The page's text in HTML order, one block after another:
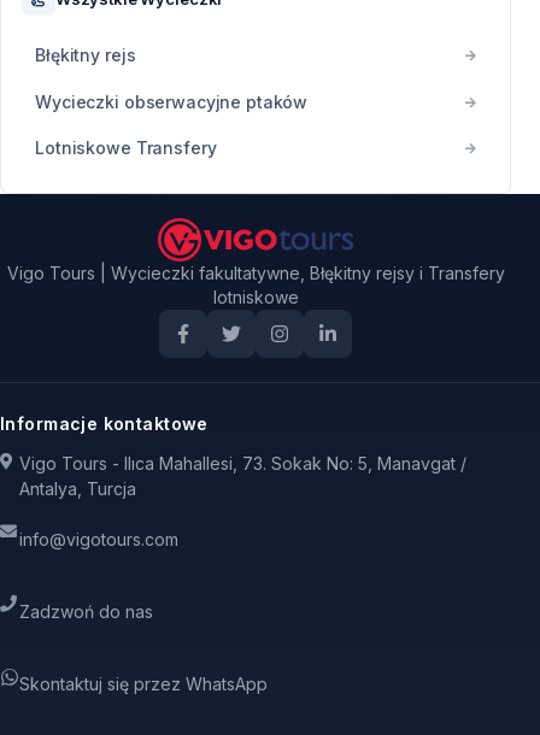
Błękitny rejs
Wycieczki obserwacyjne ptaków
Lotniskowe Transfery
Vigo Tours | Wycieczki fakultatywne, Błękitny rejsy i Transfery
lotniskowe
Informacje kontaktowe
Vigo Tours - Ilıca Mahallesi, 73. Sokak No: 5, Manavgat /
Antalya, Turcja
info@vigotours.com
Zadzwoń do nas
Skontaktuj się przez WhatsApp